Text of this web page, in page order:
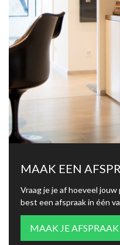
MAAK EEN
Vraag je je af hoeveel
best een afspraak in één
MAAK JE AFSPRAAK